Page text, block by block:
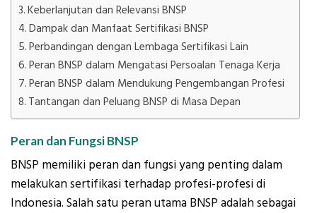
Keberlanjutan dan Relevansi BNSP
Dampak dan Manfaat Sertifikasi BNSP
Perbandingan dengan Lembaga Sertifikasi Lain
Peran BNSP dalam Mengatasi Persoalan Tenaga Kerja
Peran BNSP dalam Mendukung Pengembangan Profesi
Tantangan dan Peluang BNSP di Masa Depan
Peran dan Fungsi BNSP
BNSP memiliki peran dan fungsi yang penting dalam
melakukan sertifikasi terhadap profesi-profesi di
Indonesia. Salah satu peran utama BNSP adalah sebagai